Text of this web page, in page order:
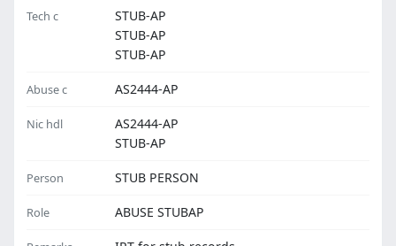
Tech c
STUB-AP
STUB-AP
STUB-AP
Abuse c AS2444-AP
Nic hdl
AS2444-AP
STUB-AP
Person STUB PERSON
Role ABUSE STUBAP